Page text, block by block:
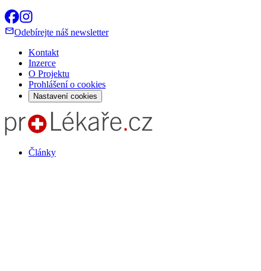
Odebírejte náš newsletter
Kontakt
Inzerce
O Projektu
Prohlášení o cookies
Nastavení cookies
Články